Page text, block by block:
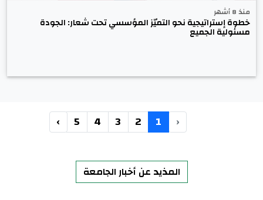
منذ 8 أشهر
خطوة إستراتيجية نحو التميّز المؤسسي تحت شعار: الجودة
مسئولية الجميع
‹
1
2
3
4
5
›
المذيد عن أخبار الجامعة